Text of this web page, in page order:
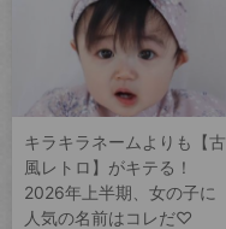
キラキラネームよりも【古
風レトロ】がキテる！
2026年上半期、女の子に
人気の名前はコレだ♡